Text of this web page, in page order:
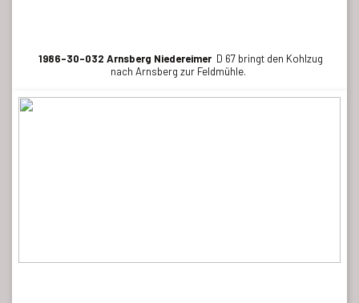
1986-30-032 Arnsberg Niedereimer D 67 bringt den Kohlzug
nach Arnsberg zur Feldmühle.